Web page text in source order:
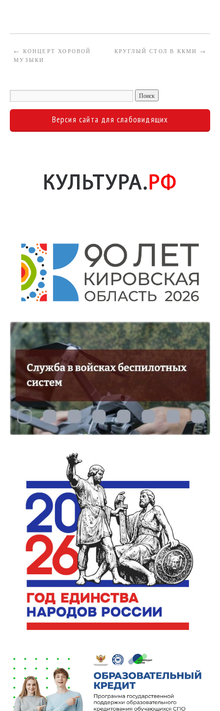
← КОНЦЕРТ ХОРОВОЙ
МУЗЫКИ
КРУГЛЫЙ СТОЛ В ККМИ →
Версия сайта для слабовидящих